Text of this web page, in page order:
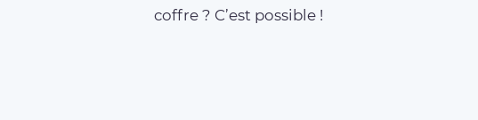
coffre ? C’est possible !